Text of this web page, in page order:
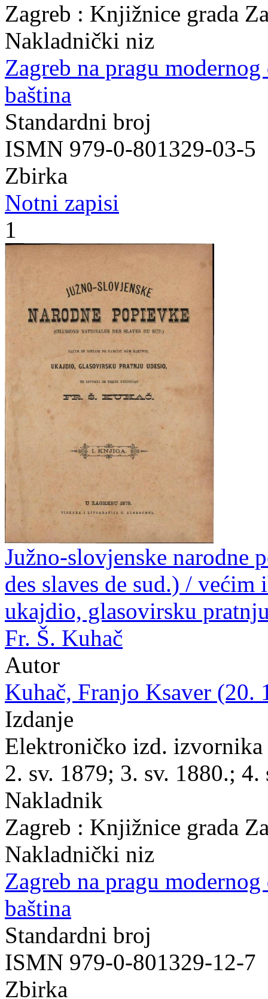
Zagreb : Knjižnice grada
Nakladnički niz
Zagreb na pragu modernog
baština
Standardni broj
ISMN 979-0-801329-03-5
Zbirka
Notni zapisi
1
Južno-slovjenske narodne
des slaves de sud.) /
ukajdio, glasovirsku
Fr. Š. Kuhač
Autor
Kuhač, Franjo Ksaver (20.
Izdanje
Elektroničko izd. izvornika
2. sv. 1879; 3. sv. 1880.;
Nakladnik
Zagreb : Knjižnice grada
Nakladnički niz
Zagreb na pragu modernog
baština
Standardni broj
ISMN 979-0-801329-12-7
Zbirka